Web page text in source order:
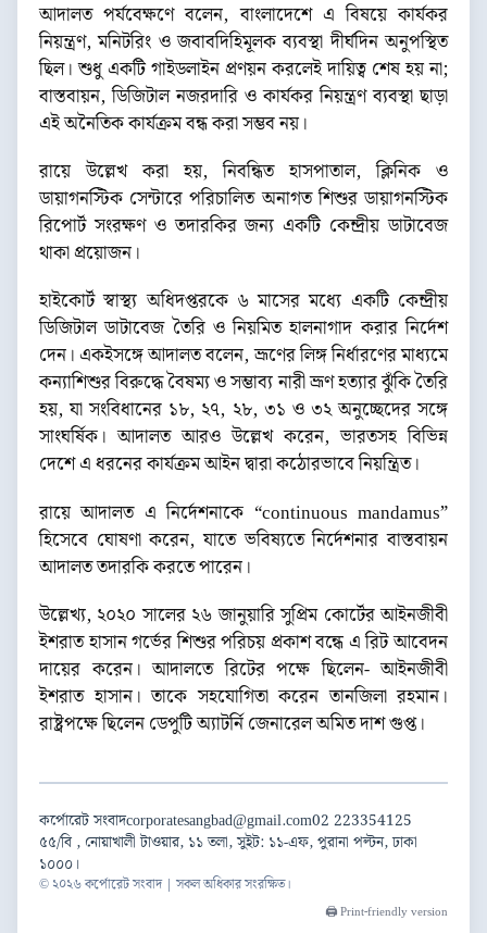
আদালত পর্যবেক্ষণে বলেন, বাংলাদেশে এ বিষয়ে কার্যকর
নিয়ন্ত্রণ, মনিটরিং ও জবাবদিহিমূলক ব্যবস্থা দীর্ঘদিন অনুপস্থিত
ছিল। শুধু একটি গাইডলাইন প্রণয়ন করলেই দায়িত্ব শেষ হয় না;
বাস্তবায়ন, ডিজিটাল নজরদারি ও কার্যকর নিয়ন্ত্রণ ব্যবস্থা ছাড়া
এই অনৈতিক কার্যক্রম বন্ধ করা সম্ভব নয়।
রায়ে উল্লেখ করা হয়, নিবন্ধিত হাসপাতাল, ক্লিনিক ও
ডায়াগনস্টিক সেন্টারে পরিচালিত অনাগত শিশুর ডায়াগনস্টিক
রিপোর্ট সংরক্ষণ ও তদারকির জন্য একটি কেন্দ্রীয় ডাটাবেজ
থাকা প্রয়োজন।
হাইকোর্ট স্বাস্থ্য অধিদপ্তরকে ৬ মাসের মধ্যে একটি কেন্দ্রীয়
ডিজিটাল ডাটাবেজ তৈরি ও নিয়মিত হালনাগাদ করার নির্দেশ
দেন। একইসঙ্গে আদালত বলেন, ভ্রূণের লিঙ্গ নির্ধারণের মাধ্যমে
কন্যাশিশুর বিরুদ্ধে বৈষম্য ও সম্ভাব্য নারী ভ্রূণ হত্যার ঝুঁকি তৈরি
হয়, যা সংবিধানের ১৮, ২৭, ২৮, ৩১ ও ৩২ অনুচ্ছেদের সঙ্গে
সাংঘর্ষিক। আদালত আরও উল্লেখ করেন, ভারতসহ বিভিন্ন
দেশে এ ধরনের কার্যক্রম আইন দ্বারা কঠোরভাবে নিয়ন্ত্রিত।
রায়ে আদালত এ নির্দেশনাকে “continuous mandamus”
হিসেবে ঘোষণা করেন, যাতে ভবিষ্যতে নির্দেশনার বাস্তবায়ন
আদালত তদারকি করতে পারেন।
উল্লেখ্য, ২০২০ সালের ২৬ জানুয়ারি সুপ্রিম কোর্টের আইনজীবী
ইশরাত হাসান গর্ভের শিশুর পরিচয় প্রকাশ বন্ধে এ রিট আবেদন
দায়ের করেন। আদালতে রিটের পক্ষে ছিলেন- আইনজীবী
ইশরাত হাসান। তাকে সহযোগিতা করেন তানজিলা রহমান।
রাষ্ট্রপক্ষে ছিলেন ডেপুটি অ্যাটর্নি জেনারেল অমিত দাশ গুপ্ত।
কর্পোরেট সংবাদcorporatesangbad@gmail.com02 223354125
৫৫/বি , নোয়াখালী টাওয়ার, ১১ তলা, সুইট: ১১-এফ, পুরানা পল্টন, ঢাকা
১০০০।
© ২০২৬ কর্পোরেট সংবাদ | সকল অধিকার সংরক্ষিত।
🖨️ Print-friendly version